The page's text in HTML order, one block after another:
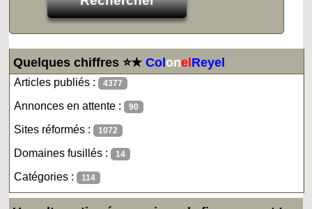
Quelques chiffres ⭐★ColonelReyel
Articles publiés : 4377
Annonces en attente : 90
Sites réformés : 1072
Domaines fusillés : 14
Catégories : 114